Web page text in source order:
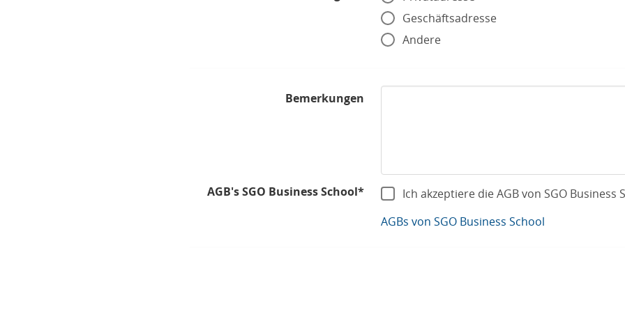
Geschäftsadresse
Andere
Bemerkungen
AGB's SGO Business School*
Ich akzeptiere die AGB von SGO Business
AGBs von SGO Business School